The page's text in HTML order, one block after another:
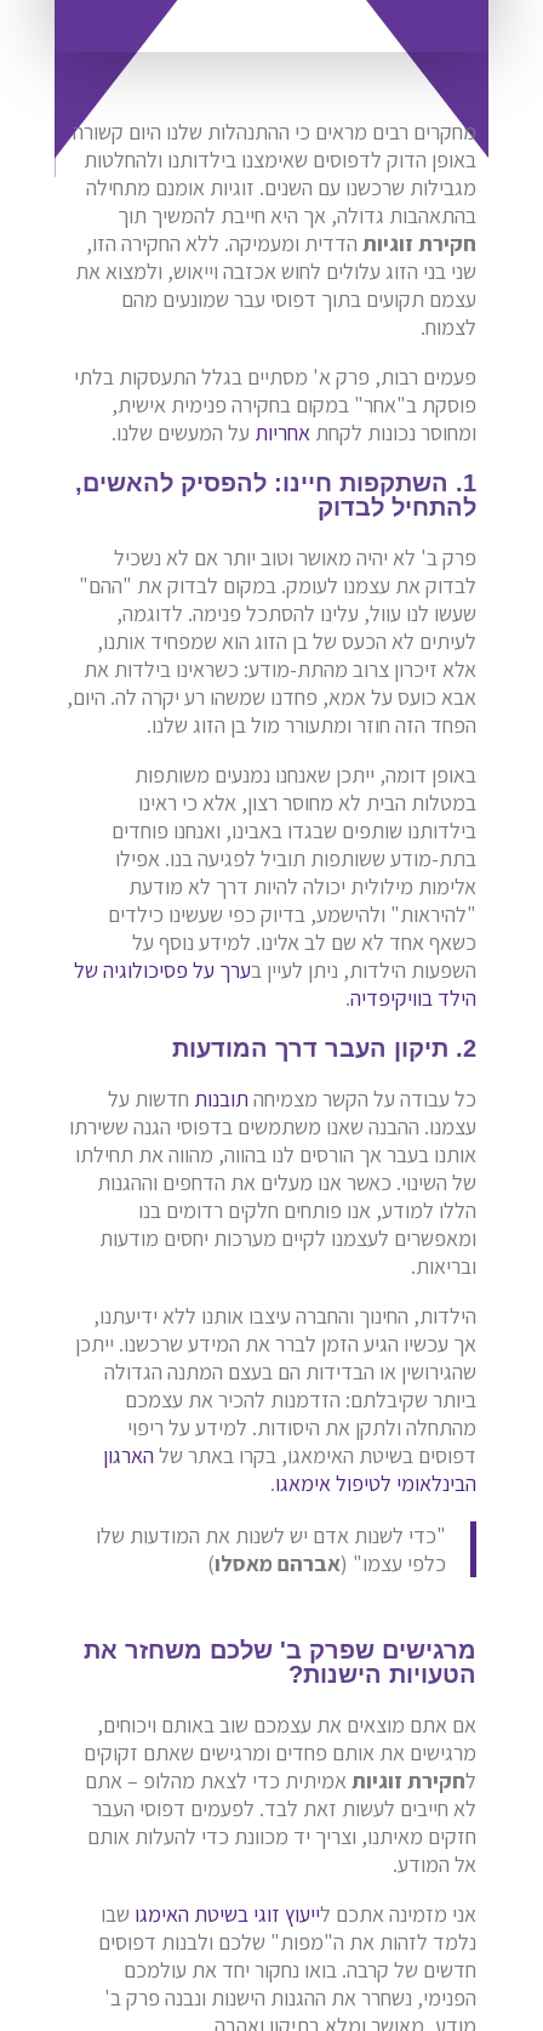
מחקרים רבים מראים כי ההתנהלות שלנו היום קשורה
באופן הדוק לדפוסים שאימצנו בילדותנו ולהחלטות
מגבילות שרכשנו עם השנים. זוגיות אומנם מתחילה
בהתאהבות גדולה, אך היא חייבת להמשיך תוך
חקירת זוגיותהדדית ומעמיקה. ללא החקירה הזו,
שני בני הזוג עלולים לחוש אכזבה וייאוש, ולמצוא את
עצמם תקועים בתוך דפוסי עבר שמונעים מהם
לצמוח.
פעמים רבות, פרק א' מסתיים בגלל התעסקות בלתי
פוסקת ב"אחר" במקום בחקירה פנימית אישית,
ומחוסר נכונות לקחת אחריות על המעשים שלנו.
1. השתקפות חיינו: להפסיק להאשים,
להתחיל לבדוק
פרק ב' לא יהיה מאושר וטוב יותר אם לא נשכיל
לבדוק את עצמנו לעומק. במקום לבדוק את "ההם"
שעשו לנו עוול, עלינו להסתכל פנימה. לדוגמה,
לעיתים לא הכעס של בן הזוג הוא שמפחיד אותנו,
אלא זיכרון צרוב מהתת-מודע: כשראינו בילדות את
אבא כועס על אמא, פחדנו שמשהו רע יקרה לה. היום,
הפחד הזה חוזר ומתעורר מול בן הזוג שלנו.
באופן דומה, ייתכן שאנחנו נמנעים משותפות
במטלות הבית לא מחוסר רצון, אלא כי ראינו
בילדותנו שותפים שבגדו באבינו, ואנחנו פוחדים
בתת-מודע ששותפות תוביל לפגיעה בנו. אפילו
אלימות מילולית יכולה להיות דרך לא מודעת
"להיראות" ולהישמע, בדיוק כפי שעשינו כילדים
כשאף אחד לא שם לב אלינו. למידע נוסף על
השפעות הילדות, ניתן לעיין בערך על פסיכולוגיה של
הילד בוויקיפדיה.
2. תיקון העבר דרך המודעות
כל עבודה על הקשר מצמיחה תובנות חדשות על
עצמנו. ההבנה שאנו משתמשים בדפוסי הגנה ששירתו
אותנו בעבר אך הורסים לנו בהווה, מהווה את תחילתו
של השינוי. כאשר אנו מעלים את הדחפים וההגנות
הללו למודע, אנו פותחים חלקים רדומים בנו
ומאפשרים לעצמנו לקיים מערכות יחסים מודעות
ובריאות.
הילדות, החינוך והחברה עיצבו אותנו ללא ידיעתנו,
אך עכשיו הגיע הזמן לברר את המידע שרכשנו. ייתכן
שהגירושין או הבדידות הם בעצם המתנה הגדולה
ביותר שקיבלתם: הזדמנות להכיר את עצמכם
מהתחלה ולתקן את היסודות. למידע על ריפוי
דפוסים בשיטת האימאגו, בקרו באתר שלהארגון
הבינלאומי לטיפול אימאגו.
"כדי לשנות אדם יש לשנות את המודעות שלו
כלפי עצמו" (אברהם מאסלו)
מרגישים שפרק ב' שלכם משחזר את
הטעויות הישנות?
אם אתם מוצאים את עצמכם שוב באותם ויכוחים,
מרגישים את אותם פחדים ומרגישים שאתם זקוקים
לחקירת זוגיותאמיתית כדי לצאת מהלופ – אתם
לא חייבים לעשות זאת לבד. לפעמים דפוסי העבר
חזקים מאיתנו, וצריך יד מכוונת כדי להעלות אותם
אל המודע.
אני מזמינה אתכם לייעוץ זוגי בשיטת האימגו שבו
נלמד לזהות את ה"מפות" שלכם ולבנות דפוסים
חדשים של קרבה. בואו נחקור יחד את עולמכם
הפנימי, נשחרר את ההגנות הישנות ונבנה פרק ב'
מודע, מאושר ומלא בתיקון ואהבה.